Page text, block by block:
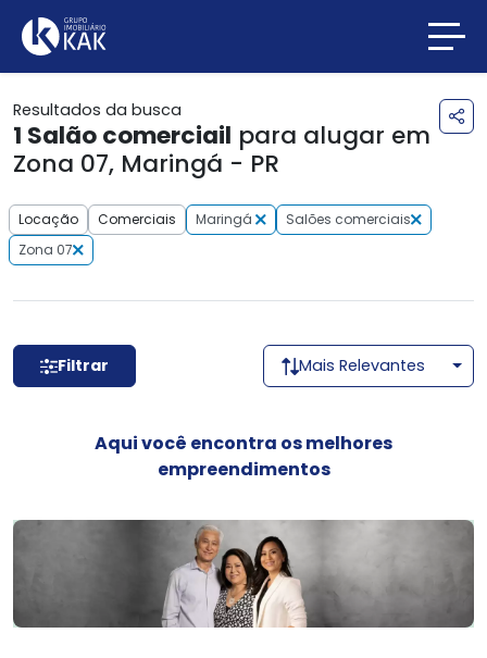
Resultados da busca
1 Salão comerciail para alugar em
Zona 07, Maringá - PR
Locação Comerciais Maringá
Salões comerciais
Zona 07
Filtrar Mais Relevantes
Aqui você encontra os melhores
empreendimentos